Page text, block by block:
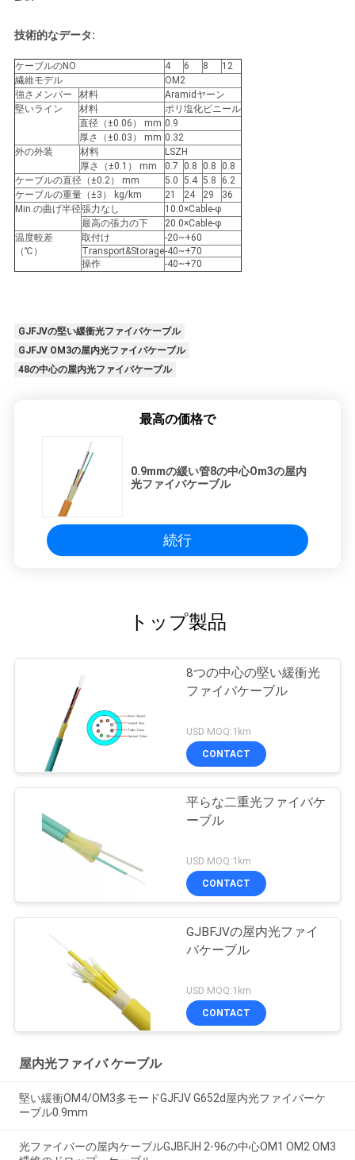
地
図
PRIVACY
POLICY
技術的なデータ:
ケーブルのNO 4 6 8
12
繊維モデル
OM2
強さメンバー
材料
Aramidヤーン
堅いライン
材料
ポリ塩化ビニール
直径（±0.06） mm 0.9
厚さ（±0.03） mm 0.32
外の外装
材料
LSZH
厚さ（±0.1） mm
0.7 0.8 0.8
0.8
ケーブルの直径（±0.2） mm
5.0 5.4 5.8
6.2
ケーブルの重量（±3） kg/km
21 24 29
36
Min.の曲げ半径張力なし
10.0×Cable-φ
最高の張力の下
20.0×Cable-φ
温度較差
（℃）
取付け
-20~+60
Transport&Storage-40~+70
操作
-40~+70
GJFJVの堅い緩衝光ファイバケーブル
GJFJV OM3の屋内光ファイバケーブル
48の中心の屋内光ファイバケーブル
最高の価格で
0.9mmの緩い管8の中心Om3の屋内
光ファイバケーブル
続行
トップ製品
8つの中心の堅い緩衝光
ファイバケーブル
USD MOQ:1km
CONTACT
平らな二重光ファイバケ
ーブル
USD MOQ:1km
CONTACT
GJBFJVの屋内光ファイ
バケーブル
USD MOQ:1km
CONTACT
屋内光ファイバ ケーブル
堅い緩衝OM4/OM3多モードGJFJV G652d屋内光ファイバーケ
ーブル0.9mm
光ファイバーの屋内ケーブルGJBFJH 2-96の中心OM1 OM2 OM3